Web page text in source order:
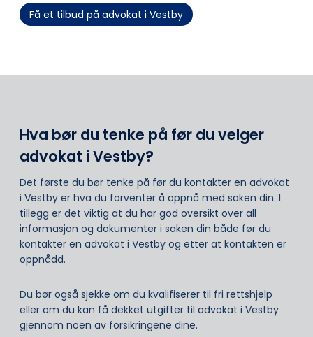
Få et tilbud på advokat i Vestby
Hva bør du tenke på før du velger
advokat i Vestby?
Det første du bør tenke på før du kontakter en advokat
i Vestby er hva du forventer å oppnå med saken din. I
tillegg er det viktig at du har god oversikt over all
informasjon og dokumenter i saken din både før du
kontakter en advokat i Vestby og etter at kontakten er
oppnådd.
Du bør også sjekke om du kvalifiserer til fri rettshjelp
eller om du kan få dekket utgifter til advokat i Vestby
gjennom noen av forsikringene dine.